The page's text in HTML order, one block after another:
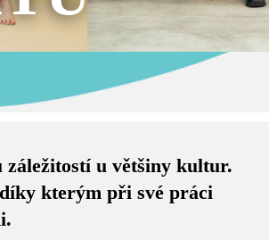
záležitostí u většiny kultur.
kterým při své práci